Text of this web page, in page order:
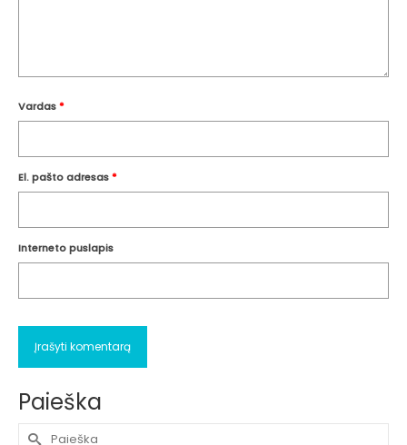
Vardas*
El. pašto adresas*
Interneto puslapis
Paieška
Search